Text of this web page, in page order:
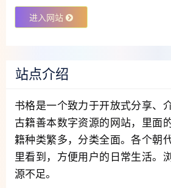
进入网站
站点介绍
书格是一个致力于开放式分享、
古籍善本数字资源的网站，里面
籍种类繁多，分类全面。各个朝
里看到，方便用户的日常生活。
源不足。